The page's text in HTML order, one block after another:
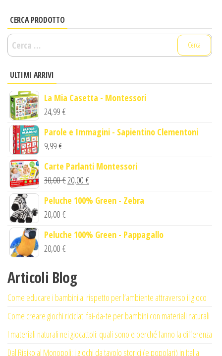
CERCA PRODOTTO
Ricerca
per:
ULTIMI ARRIVI
La Mia Casetta - Montessori
24,99 €
Parole e Immagini - Sapientino Clementoni
9,99 €
Carte Parlanti Montessori
30,00€Il
originale
30,00 €.
20,00 €
attuale
20,00 €.
Peluche 100% Green - Zebra
20,00 €
Peluche 100% Green - Pappagallo
20,00 €
Articoli Blog
Come educare i bambini al rispetto per l’ambiente attraverso il gioco
Come creare giochi riciclati fai-da-te per bambini con materiali naturali
I materiali naturali nei giocattoli: quali sono e perché fanno la differenza
Dal Risiko al Monopoli: i giochi da tavolo storici (e popolari) in Italia